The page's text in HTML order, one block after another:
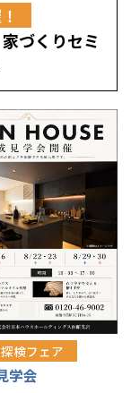
づくりセミ
検フェア
学会